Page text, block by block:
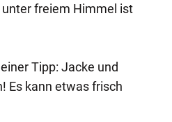
freiem Himmel ist
Tipp: Jacke und
Es kann etwas frisch